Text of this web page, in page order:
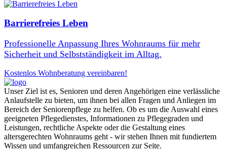
Barrierefreies Leben
Professionelle Anpassung Ihres Wohnraums für mehr
Sicherheit und Selbstständigkeit im Alltag.
Kostenlos Wohnberatung vereinbaren!
Unser Ziel ist es, Senioren und deren Angehörigen eine verlässliche
Anlaufstelle zu bieten, um ihnen bei allen Fragen und Anliegen im
Bereich der Seniorenpflege zu helfen. Ob es um die Auswahl eines
geeigneten Pflegedienstes, Informationen zu Pflegegraden und
Leistungen, rechtliche Aspekte oder die Gestaltung eines
altersgerechten Wohnraums geht - wir stehen Ihnen mit fundiertem
Wissen und umfangreichen Ressourcen zur Seite.